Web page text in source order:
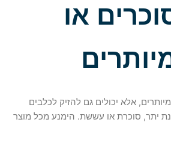
או
אלא יכולים גם להזיק לכלבים
יתר, סוכרת או עששת. הימנע מכל מוצר